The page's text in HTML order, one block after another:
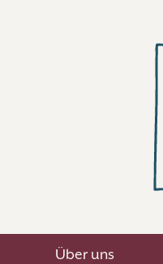
Über uns